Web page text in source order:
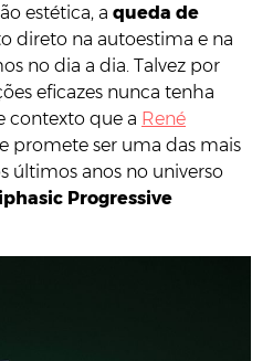
estética, a queda de
direto na autoestima e na
no dia a dia. Talvez por
eficazes nunca tenha
contexto que a René
promete ser uma das mais
últimos anos no universo
Progressive